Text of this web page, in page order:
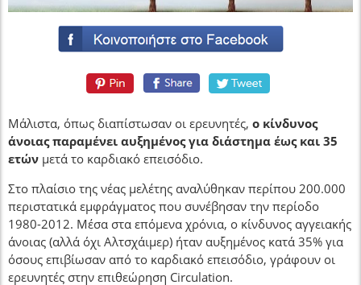
Μάλιστα, όπως διαπίστωσαν οι ερευνητές, ο κίνδυνος
άνοιας παραμένει αυξημένος για διάστημα έως και 35
ετών μετά το καρδιακό επεισόδιο.
Στο πλαίσιο της νέας μελέτης αναλύθηκαν περίπου 200.000
περιστατικά εμφράγματος που συνέβησαν την περίοδο
1980-2012. Μέσα στα επόμενα χρόνια, ο κίνδυνος αγγειακής
άνοιας (αλλά όχι Αλτσχάιμερ) ήταν αυξημένος κατά 35% για
όσους επιβίωσαν από το καρδιακό επεισόδιο, γράφουν οι
ερευνητές στην επιθεώρηση Circulation.